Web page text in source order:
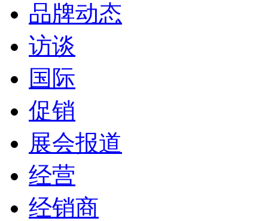
品牌动态
访谈
国际
促销
展会报道
经营
经销商